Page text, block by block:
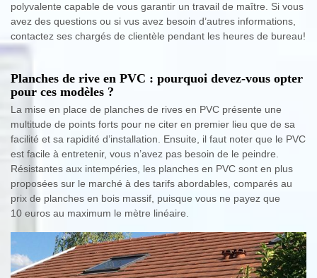
polyvalente capable de vous garantir un travail de maître. Si vous
avez des questions ou si vus avez besoin d’autres informations,
contactez ses chargés de clientèle pendant les heures de bureau!
Planches de rive en PVC : pourquoi devez-vous opter
pour ces modèles ?
La mise en place de planches de rives en PVC présente une
multitude de points forts pour ne citer en premier lieu que de sa
facilité et sa rapidité d’installation. Ensuite, il faut noter que le PVC
est facile à entretenir, vous n’avez pas besoin de le peindre.
Résistantes aux intempéries, les planches en PVC sont en plus
proposées sur le marché à des tarifs abordables, comparés au
prix de planches en bois massif, puisque vous ne payez que
10 euros au maximum le mètre linéaire.